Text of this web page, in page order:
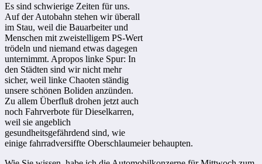
Es sind schwierige Zeiten für uns.
Auf der Autobahn stehen wir überall
im Stau, weil die Bauarbeiter und
Menschen mit zweistelligem PS-Wert
trödeln und niemand etwas dagegen
unternimmt. Apropos linke Spur: In
den Städten sind wir nicht mehr
sicher, weil linke Chaoten ständig
unsere schönen Boliden anzünden.
Zu allem Überfluß drohen jetzt auch
noch Fahrverbote für Dieselkarren,
weil sie angeblich
gesundheitsgefährdend sind, wie
einige fahrradversiffte Oberschlaumeier behaupten.